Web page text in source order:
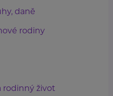
daně
rodiny
rodinný život